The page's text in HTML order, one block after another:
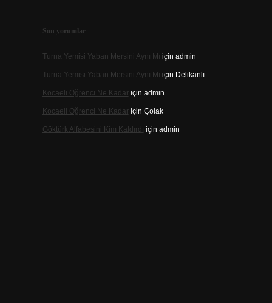
Son yorumlar
Turna Yemisi Yaban Mersini Aynı Mı için admin
Turna Yemisi Yaban Mersini Aynı Mı için Delikanlı
Kocaeli Öğrenci Ne Kadariçin admin
Kocaeli Öğrenci Ne Kadariçin Çolak
Göktürk Alfabesini Kim Kaldırdı için admin